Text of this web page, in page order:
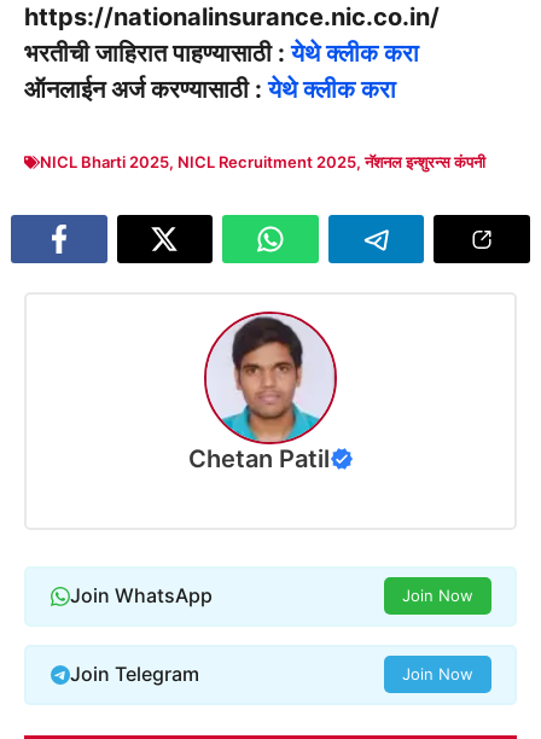
https://nationalinsurance.nic.co.in/
भरतीची जाहिरात पाहण्यासाठी :येथे क्लीक करा
ऑनलाईन अर्ज करण्यासाठी :येथे क्लीक करा
NICL Bharti 2025, NICL Recruitment 2025,नॅशनल इन्शुरन्स कंपनी
Chetan Patil
Join WhatsApp Join Now
Join Telegram Join Now